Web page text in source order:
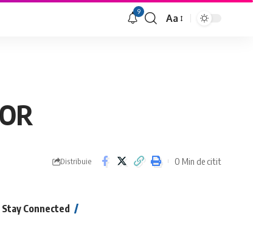
9
Font
Aa
Distribuie 0 Min de citit
Stay Connected